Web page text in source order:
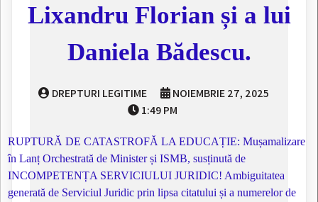
Lixandru Florian și a lui
Daniela Bădescu.
DREPTURI LEGITIME
NOIEMBRIE 27, 2025
1:49 PM
RUPTURĂ DE CATASTROFĂ LA EDUCAȚIE: Mușamalizare
în Lanț Orchestrată de Minister și ISMB, susținută de
INCOMPETENȚA SERVICIULUI JURIDIC! Ambiguitatea
generată de Serviciul Juridic prin lipsa citatului și a numerelor de